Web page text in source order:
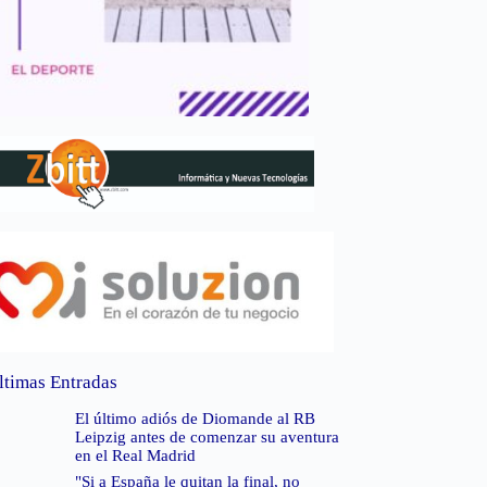
Entradas
El último adiós de Diomande al RB
Leipzig antes de comenzar su aventura
en el Real Madrid
"Si a España le quitan la final, no